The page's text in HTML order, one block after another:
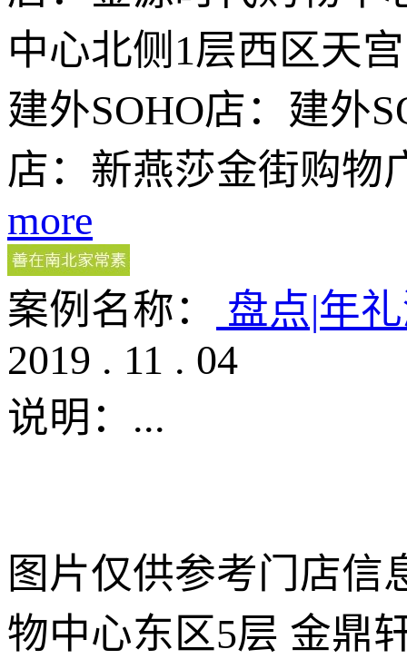
中心北侧1层西区天
建外SOHO店：建外
店：新燕莎金街购物
more
案例名称：
盘点|年
2019 . 11 . 04
说明： ...
图片仅供参考门店信
物中心东区5层 金鼎